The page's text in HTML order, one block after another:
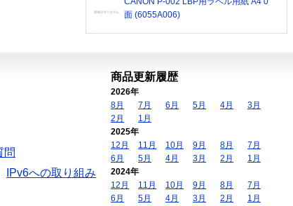
面 (6055A006)
問
IPv6への取り組み
商品更新履歴
2026年
8月
7月 6月 5月 4月
3月
2月
1月
2025年
12月
11月 10月 9月 8月
7月
6月
5月 4月 3月 2月
1月
2024年
12月
11月 10月 9月 8月
7月
6月
5月 4月 3月 2月
1月